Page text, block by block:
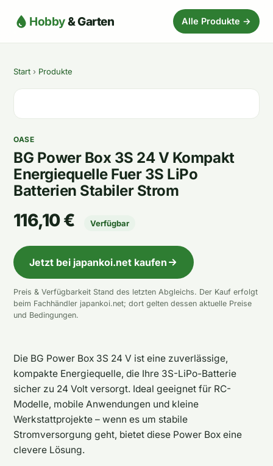
Hobby& Garten Alle Produkte →
Start › Produkte
OASE
BG Power Box 3S 24 V Kompakt
Energiequelle Fuer 3S LiPo
Batterien Stabiler Strom
116,10 € Verfügbar
Jetzt bei japankoi.net kaufen
Preis & Verfügbarkeit Stand des letzten Abgleichs. Der Kauf erfolgt
beim Fachhändler japankoi.net; dort gelten dessen aktuelle Preise
und Bedingungen.
Die BG Power Box 3S 24 V ist eine zuverlässige,
kompakte Energiequelle, die Ihre 3S-LiPo-Batterie
sicher zu 24 Volt versorgt. Ideal geeignet für RC-
Modelle, mobile Anwendungen und kleine
Werkstattprojekte – wenn es um stabile
Stromversorgung geht, bietet diese Power Box eine
clevere Lösung.